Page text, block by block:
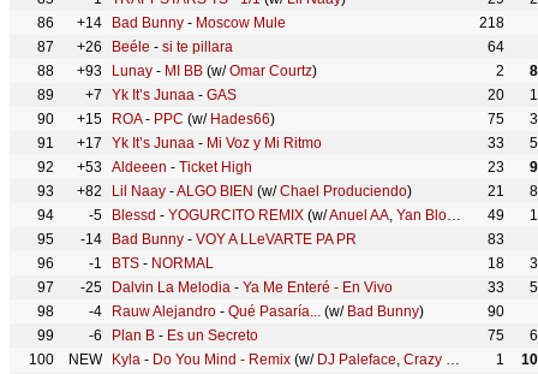
86
+14 Bad Bunny - Moscow Mule
218
87
+26 Beéle - si te pillara
64
88
+93 Lunay - MI BB (w/Omar Courtz) 2
89
+7 Yk It’s Junaa - GAS 20
90
+15 ROA- PPC (w/ Hades66) 75
91
+17 Yk It’s Junaa - Mi Voz y Mi Ritmo 33
92
+53 Aldeeen - Ticket High 23
93
+82 Lil Naay -ALGO BIEN (w/Chael Produciendo) 21
94
-5 Blessd - YOGURCITO REMIX (w/Anuel AA, Yan Block Luar La L ,
49
95
-14 Bad Bunny - VOY A LLeVARTE PA PR
83
96
-1 BTS - NORMAL 18
97
-25 Dalvin La Melodia - Ya Me Enteré - En Vivo 33
98
-4 Rauw Alejandro - Qué Pasaría... (w/ Bad Bunny)
90
99
-6 Plan B - Es un Secreto 75
100
NEW Kyla - Do You Mind - Remix (w/ DJ Paleface, Crazy Cousinz )
1